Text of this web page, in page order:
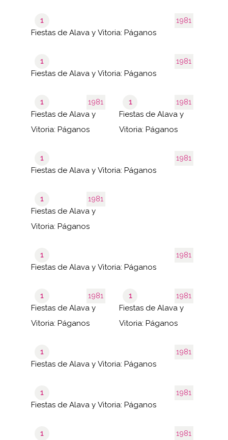
1981
1
Fiestas de Alava y Vitoria: Páganos
1981
1
Fiestas de Alava y Vitoria: Páganos
1981
1
Fiestas de Alava y
Vitoria: Páganos
1981
1
Fiestas de Alava y
Vitoria: Páganos
1981
1
Fiestas de Alava y Vitoria: Páganos
1981
1
Fiestas de Alava y
Vitoria: Páganos
1981
1
Fiestas de Alava y Vitoria: Páganos
1981
1
Fiestas de Alava y
Vitoria: Páganos
1981
1
Fiestas de Alava y
Vitoria: Páganos
1981
1
Fiestas de Alava y Vitoria: Páganos
1981
1
Fiestas de Alava y Vitoria: Páganos
1981
1